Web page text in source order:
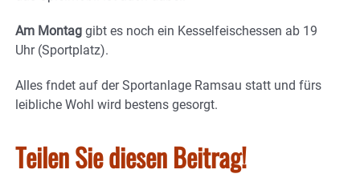
Am Montag gibt es noch ein Kesselfeischessen ab 19
Uhr (Sportplatz).
Alles fndet auf der Sportanlage Ramsau statt und fürs
leibliche Wohl wird bestens gesorgt.
Teilen Sie diesen Beitrag!